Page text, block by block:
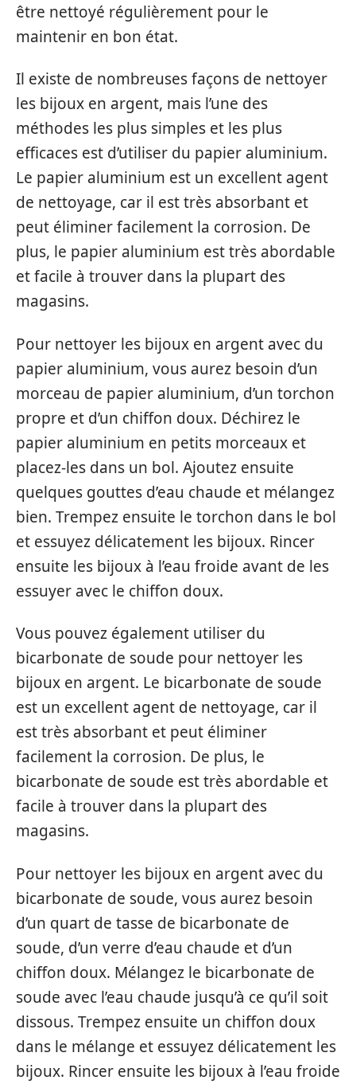
être nettoyé régulièrement pour le
maintenir en bon état.
Il existe de nombreuses façons de nettoyer
les bijoux en argent, mais l’une des
méthodes les plus simples et les plus
efficaces est d’utiliser du papier aluminium.
Le papier aluminium est un excellent agent
de nettoyage, car il est très absorbant et
peut éliminer facilement la corrosion. De
plus, le papier aluminium est très abordable
et facile à trouver dans la plupart des
magasins.
Pour nettoyer les bijoux en argent avec du
papier aluminium, vous aurez besoin d’un
morceau de papier aluminium, d’un torchon
propre et d’un chiffon doux. Déchirez le
papier aluminium en petits morceaux et
placez-les dans un bol. Ajoutez ensuite
quelques gouttes d’eau chaude et mélangez
bien. Trempez ensuite le torchon dans le bol
et essuyez délicatement les bijoux. Rincer
ensuite les bijoux à l’eau froide avant de les
essuyer avec le chiffon doux.
Vous pouvez également utiliser du
bicarbonate de soude pour nettoyer les
bijoux en argent. Le bicarbonate de soude
est un excellent agent de nettoyage, car il
est très absorbant et peut éliminer
facilement la corrosion. De plus, le
bicarbonate de soude est très abordable et
facile à trouver dans la plupart des
magasins.
Pour nettoyer les bijoux en argent avec du
bicarbonate de soude, vous aurez besoin
d’un quart de tasse de bicarbonate de
soude, d’un verre d’eau chaude et d’un
chiffon doux. Mélangez le bicarbonate de
soude avec l’eau chaude jusqu’à ce qu’il soit
dissous. Trempez ensuite un chiffon doux
dans le mélange et essuyez délicatement les
bijoux. Rincer ensuite les bijoux à l’eau froide